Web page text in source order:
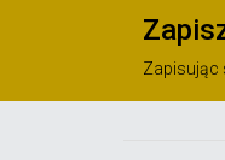
Zapisując